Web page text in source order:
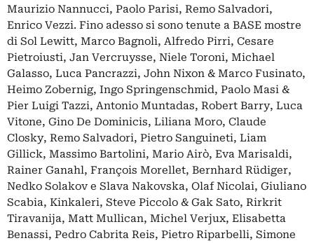
Maurizio Nannucci, Paolo Parisi, Remo Salvadori,
Enrico Vezzi. Fino adesso si sono tenute a BASE mostre
di Sol Lewitt, Marco Bagnoli, Alfredo Pirri, Cesare
Pietroiusti, Jan Vercruysse, Niele Toroni, Michael
Galasso, Luca Pancrazzi, John Nixon & Marco Fusinato,
Heimo Zobernig, Ingo Springenschmid, Paolo Masi &
Pier Luigi Tazzi, Antonio Muntadas, Robert Barry, Luca
Vitone, Gino De Dominicis, Liliana Moro, Claude
Closky, Remo Salvadori, Pietro Sanguineti, Liam
Gillick, Massimo Bartolini, Mario Airò, Eva Marisaldi,
Rainer Ganahl, François Morellet, Bernhard Rüdiger,
Nedko Solakov e Slava Nakovska, Olaf Nicolai, Giuliano
Scabia, Kinkaleri, Steve Piccolo & Gak Sato, Rirkrit
Tiravanija, Matt Mullican, Michel Verjux, Elisabetta
Benassi, Pedro Cabrita Reis, Pietro Riparbelli, Simone